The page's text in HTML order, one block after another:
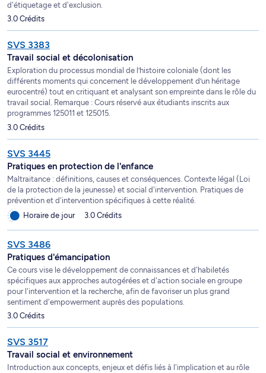
d'étiquetage et d'exclusion.
3.0 Crédits
SVS 3383
Travail social et décolonisation
Exploration du processus mondial de l’histoire coloniale (dont les
différents moments qui concernent le développement d’un héritage
eurocentré) tout en critiquant et analysant son empreinte dans le rôle du
travail social. Remarque : Cours réservé aux étudiants inscrits aux
programmes 125011 et 125015.
3.0 Crédits
SVS 3445
Pratiques en protection de l'enfance
Maltraitance : définitions, causes et conséquences. Contexte légal (Loi
de la protection de la jeunesse) et social d'intervention. Pratiques de
prévention et d'intervention spécifiques à cette réalité.
Horaire de jour
3.0 Crédits
SVS 3486
Pratiques d'émancipation
Ce cours vise le développement de connaissances et d'habiletés
spécifiques aux approches autogérées et d'action sociale en groupe
pour l'intervention et la recherche, afin de favoriser un plus grand
sentiment d'empowerment auprès des populations.
3.0 Crédits
SVS 3517
Travail social et environnement
Introduction aux concepts, enjeux et défis liés à l'implication et au rôle